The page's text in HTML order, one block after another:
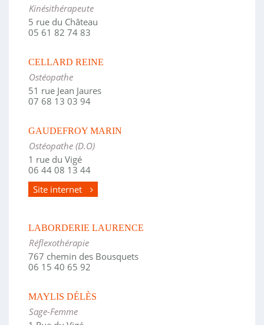
Kinésithérapeute
5 rue du Château
05 61 82 74 83
CELLARD REINE
Ostéopathe
51 rue Jean Jaures
07 68 13 03 94
GAUDEFROY MARIN
Ostéopathe (D.O)
1 rue du Vigé
06 44 08 13 44
Site internet
LABORDERIE LAURENCE
Réflexothérapie
767 chemin des Bousquets
06 15 40 65 92
MAYLIS DÉLÈS
Sage-Femme